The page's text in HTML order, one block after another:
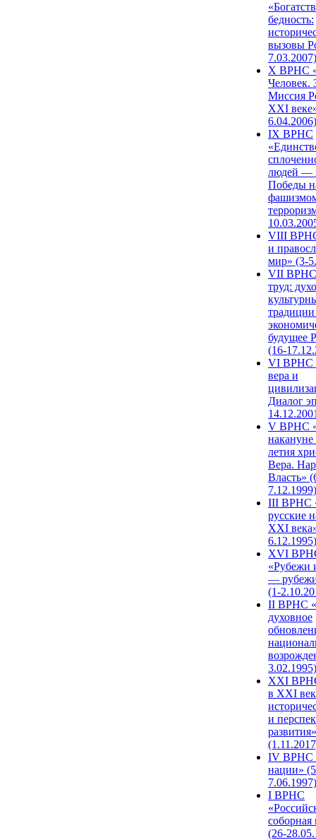
бедность:
вызовы
7.03.2007)
X ВРНС
Человек.
Миссия
XXI
6.04.2006)
IX ВРНС
людей —
Победы
VIII
и
мир» (3-
VII ВРНС
труд:
будущее
(16-
VI ВРНС
вера и
Диалог
V ВРНС
накануне
летия
Вера.
Власть»
7.12.1999)
III ВРНС
русские
XXI
6.12.1995)
XVI
«Рубежи
—
(1-
II ВРНС
духовное
3.02.1995)
XХI
в XXI
и
развития»
IV ВРНС
нации»
7.06.1997)
I ВРНС
(26-